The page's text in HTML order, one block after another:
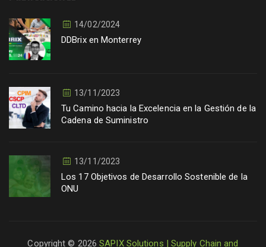
14/02/2024
DDBrix en Monterrey
13/11/2023
Tu Camino hacia la Excelencia en la Gestión de la
Cadena de Suministro
13/11/2023
Los 17 Objetivos de Desarrollo Sostenible de la
ONU
Copyright © 2026SAPIX Solutions | Supply Chain and